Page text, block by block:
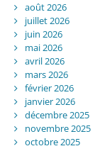
août 2026
juillet 2026
juin 2026
mai 2026
avril 2026
mars 2026
février 2026
janvier 2026
décembre 2025
novembre 2025
octobre 2025